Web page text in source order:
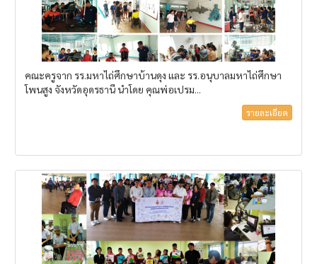
คณะครูจาก รร.มหาไถ่ศึกษาบ้านดุง และ รร.อนุบาลมหาไถ่ศึกษา
โพนสูง จังหวัดอุดรธานี นำโดย คุณพ่อเปรม...
รายละเอียด